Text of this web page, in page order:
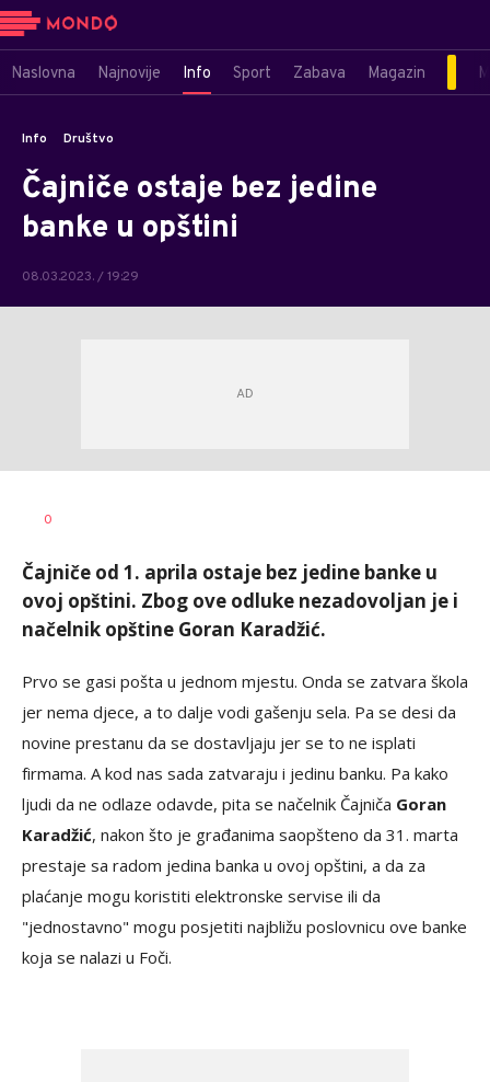
Naslovna Najnovije Info Sport Zabava Magazin
Info Društvo
Čajniče ostaje bez jedine
banke u opštini
08.03.2023. / 19:29
AUTOR
0
Čajniče od 1. aprila ostaje bez jedine banke u
ovoj opštini. Zbog ove odluke nezadovoljan je i
načelnik opštine Goran Karadžić.
Prvo se gasi pošta u jednom mjestu. Onda se zatvara škola
jer nema djece, a to dalje vodi gašenju sela. Pa se desi da
novine prestanu da se dostavljaju jer se to ne isplati
firmama. A kod nas sada zatvaraju i jedinu banku. Pa kako
ljudi da ne odlaze odavde, pita se načelnik Čajniča Goran
Karadžić, nakon što je građanima saopšteno da 31. marta
prestaje sa radom jedina banka u ovoj opštini, a da za
plaćanje mogu koristiti elektronske servise ili da
"jednostavno" mogu posjetiti najbližu poslovnicu ove banke
koja se nalazi u Foči.